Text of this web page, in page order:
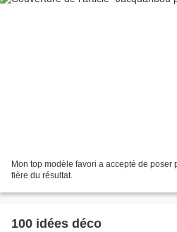
Mon top modèle favori a accepté de poser
fière du résultat.
100 idées déco